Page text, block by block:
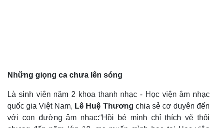
Những giọng ca chưa lên sóng
Là sinh viên năm 2 khoa thanh nhạc - Học viện âm nhạc
quốc gia Việt Nam, Lê Huệ Thương chia sẻ cơ duyên đến
với con đường âm nhạc:“Hồi bé mình chỉ thích vẽ thôi